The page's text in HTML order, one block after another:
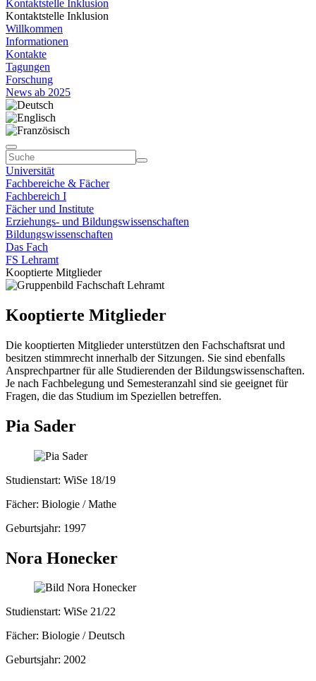
Kontaktstelle Inklusion
Kontaktstelle Inklusion
Willkommen
Informationen
Kontakte
Tagungen
Forschung
News ab 2025
Universität
Fachbereiche & Fächer
Fachbereich I
Fächer und Institute
Erziehungs- und Bildungswissenschaften
Bildungswissenschaften
Das Fach
FS Lehramt
Kooptierte Mitglieder
Kooptierte Mitglieder
Die kooptierten Mitglieder unterstützen den Fachschaftsrat und
besitzen stimmrecht innerhalb der Sitzungen. Sie sind ebenfalls
Ansprechpartner für alle Studierenden der Bildungswissenschaften.
Je nach Fachbelegung und Semesteranzahl sind sie geeignet für
Fragen, die das Studium im Speziellen betreffen.
Pia Sader
Studienstart: WiSe 18/19
Fächer: Biologie / Mathe
Geburtsjahr: 1997
Nora Honecker
Studienstart: WiSe 21/22
Fächer: Biologie / Deutsch
Geburtsjahr: 2002